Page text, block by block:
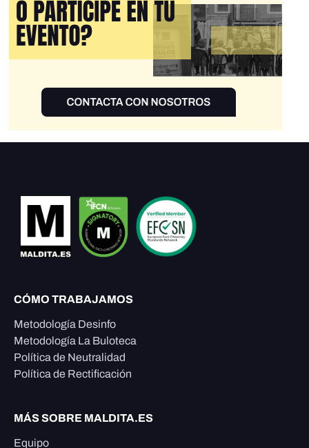
CÓMO TRABAJAMOS
Metodología Desinfo
Metodología La Buloteca
Política de Neutralidad
Política de Rectificación
MÁS SOBRE MALDITA.ES
Equipo